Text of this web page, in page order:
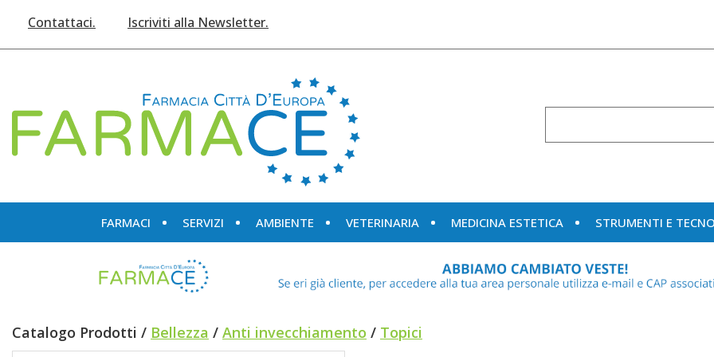
principale
Contattaci. Iscriviti alla Newsletter.
FARMACI SERVIZI AMBIENTE VETERINARIA MEDICINA ESTETICA STRUMENTI E
Catalogo Prodotti / Bellezza / Anti invecchiamento / Topici